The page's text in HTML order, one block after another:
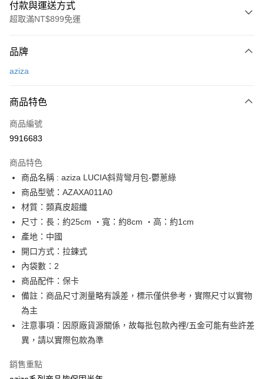
付款與運送方式
超取滿NT$899免運
信用卡一次付款
Apple Pay
街口支付
Google Pay
全盈+PAY
大哥付你分期
相關說明
【大哥付你分期使用說明】
1.本服務由台灣大哥大提供，台灣大哥大用戶可立即使用無須另外申請。
2.付款方式選擇「大哥付你分期」，訂單成立後會自動跳轉到大哥付的交易
流程，驗證手機門號後，選擇欲分期的期數、繳款截止日，確認付款後即完
成交易。
3.實際核准額度、可分期數及費用金額請依後續交易確認頁面所載為準。
消。如遇「轉專審核」未通過狀況，表示未達大哥付你分期系統評分，恕無
法說明評估內容。
【繳款方式說明】
1.分期款項不併入電信帳單，「大哥付你分期」於每月結算日後寄送繳費提
2.透過簡訊連結打開帳單後，可選擇「超商條碼／台灣大直營門市／銀行轉
AFTEE先享後付
相關說明
【關於「AFTEE先享後付」】
AFTEE先享後付是「在收到商品之後才付款」的支付方式。 讓您購物簡單
便利好安心！
１．簡單：不需註冊會員、不需綁卡、不需儲值。
３．安心：先確認商品／服務後，再付款。
１．於結帳方式選擇「AFTEE先享後付」後，將跳轉至「AFTEE先享後付」
ATM付款
運送方式
付款後7-11取貨
品牌
aziza
商品特色
商品編號
9916683
商品特色
商品名稱 : aziza LUCIA斜背彎月包-鬱蔥綠
商品型號：AZAXA011A0
材質：類真皮超纖
尺寸：長：約25cm ‧寬：約8cm ‧高：約1cm
產地：中國
開口方式：拉鍊式
內袋數：2
商品配件：保卡
備註：商品尺寸測量略有誤差，標示僅供參考，實際尺寸以實物
為主
注意事項：因原廠貨源關係，故每批包款內裡/五金可能有些許差
異，請以實際包款為準
銷售重點